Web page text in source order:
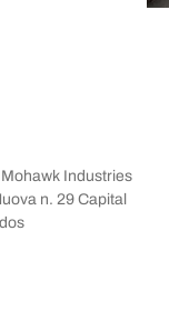
Industries
n. 29 Capital